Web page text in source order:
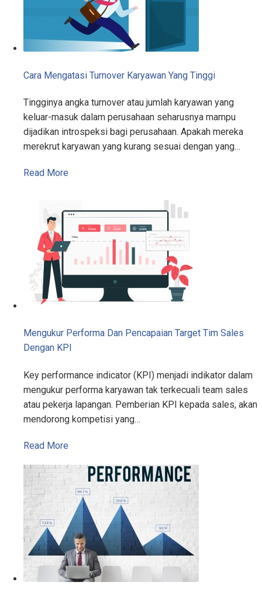
Cara Mengatasi Turnover Karyawan Yang Tinggi
Tingginya angka turnover atau jumlah karyawan yang
keluar-masuk dalam perusahaan seharusnya mampu
dijadikan introspeksi bagi perusahaan. Apakah mereka
merekrut karyawan yang kurang sesuai dengan yang…
Read More
Mengukur Performa Dan Pencapaian Target Tim Sales
Dengan KPI
Key performance indicator (KPI) menjadi indikator dalam
mengukur performa karyawan tak terkecuali team sales
atau pekerja lapangan. Pemberian KPI kepada sales, akan
mendorong kompetisi yang…
Read More